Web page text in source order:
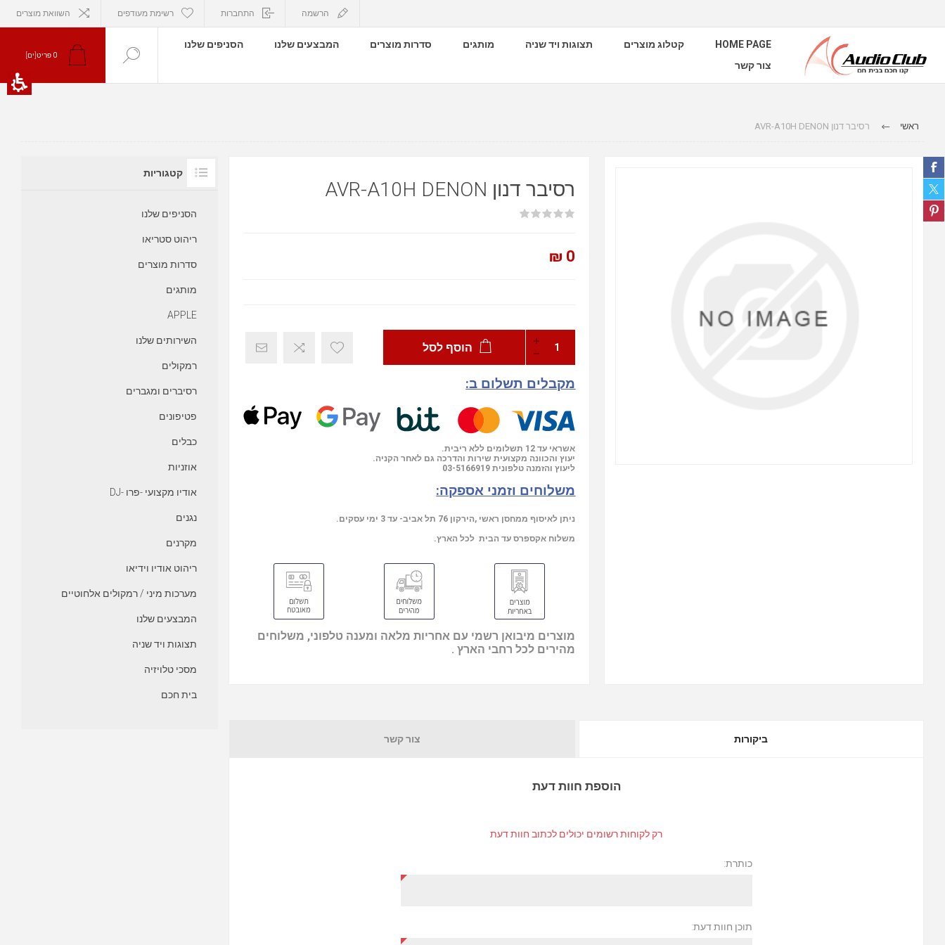
הרשמה התחברות רשימת מעודפים השוואת מוצרים
HOME PAGE קטלוג מוצרים תצוגות ויד שניה מותגים סדרות מוצרים המבצעים שלנו
הסניפים שלנו
צור קשר
0 פריט[ים]
ראשי רסיבר דנון AVR-A10H DENON
רסיבר דנון AVR-A10H DENON
0 ₪
הוסף לסל
מקבלים תשלום ב:
אשראי עד 12 תשלומים ללא ריבית.
יעוץ והכוונה מקצועית שירות והדרכה גם לאחר הקניה.
ליעוץ והזמנה טלפונית 03-5166919
משלוחים וזמני אספקה:
ניתן לאיסוף ממחסן ראשי ,הירקון 76 תל אביב- עד 3 ימי עסקים.
משלוח אקספרס עד הבית לכל הארץ.
מוצרים מיבואן רשמי עם אחריות מלאה ומענה טלפוני, משלוחים
מהירים לכל רחבי הארץ .
ביקורות צור קשר
הוספת חוות דעת
רק לקוחות רשומים יכולים לכתוב חוות דעת
כותרת:
תוכן חוות דעת:
קטגוריות
הסניפים שלנו
ריהוט סטריאו
סדרות מוצרים
מותגים
APPLE
השירותים שלנו
רמקולים
רסיברים ומגברים
פטיפונים
כבלים
אוזניות
אודיו מקצועי -פרו -DJ
נגנים
מקרנים
ריהוט אודיו וידיאו
מערכות מיני / רמקולים אלחוטיים
המבצעים שלנו
תצוגות ויד שניה
מסכי טלויזיה
בית חכם